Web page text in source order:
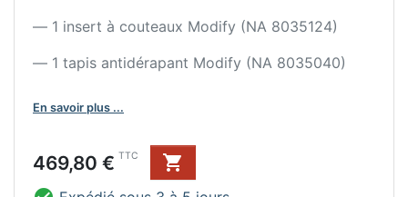
— 1 insert à couteaux Modify (NA 8035124)
— 1 tapis antidérapant Modify (NA 8035040)
En savoir plus ...
Prix
469,80 € TTC
